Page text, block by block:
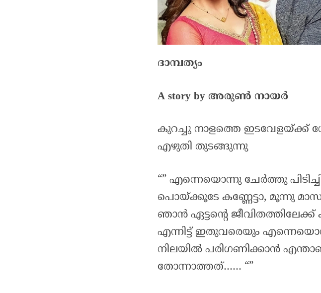
ദാമ്പത്യം
A story by അരുൺ നായർ
കുറച്ചു നാളത്തെ ഇടവേളയ്ക്ക്
എഴുതി തുടങ്ങുന്നു
“” എന്നെയൊന്നു ചേർത്തു
പൊയ്ക്കൂടേ കണ്ണേട്ടാ, മൂന്നു
ഞാൻ ഏട്ടന്റെ ജീവിതത്തിലേക്ക്
എന്നിട്ട് ഇതുവരെയും
നിലയിൽ പരിഗണിക്കാൻ
തോന്നാത്തത്…… “”